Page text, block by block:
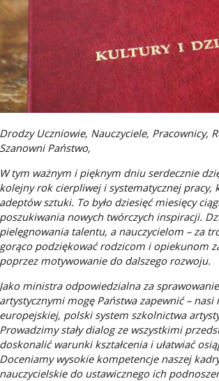
Drodzy Uczniowie, Nauczyciele, Pracownicy,
Szanowni Państwo,
W tym ważnym i pięknym dniu serdecznie
kolejny rok cierpliwej i systematycznej pracy,
adeptów sztuki. To było dziesięć miesięcy
poszukiwania nowych twórczych inspiracji.
pielęgnowania talentu, a nauczycielom – za
gorąco podziękować rodzicom i opiekunom
poprzez motywowanie do dalszego rozwoju.
Jako ministra odpowiedzialna za
artystycznymi mogę Państwa zapewnić –
europejskiej, polski system szkolnictwa
Prowadzimy stały dialog ze wszystkimi
doskonalić warunki kształcenia i ułatwiać
Doceniamy wysokie kompetencje naszej
nauczycielskie do ustawicznego ich